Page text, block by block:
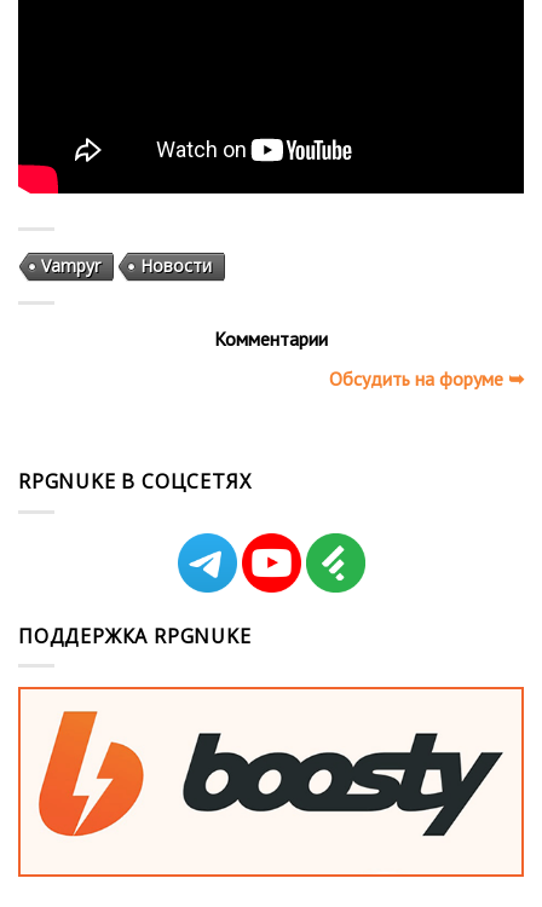
Vampyr Новости
Комментарии
Обсудить на форуме ➥
RPGNUKE В СОЦСЕТЯХ
ПОДДЕРЖКА RPGNUKE